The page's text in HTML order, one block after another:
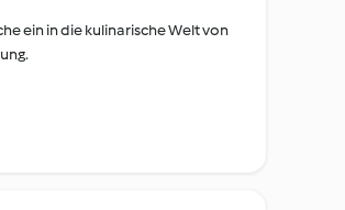
ein in die kulinarische Welt von